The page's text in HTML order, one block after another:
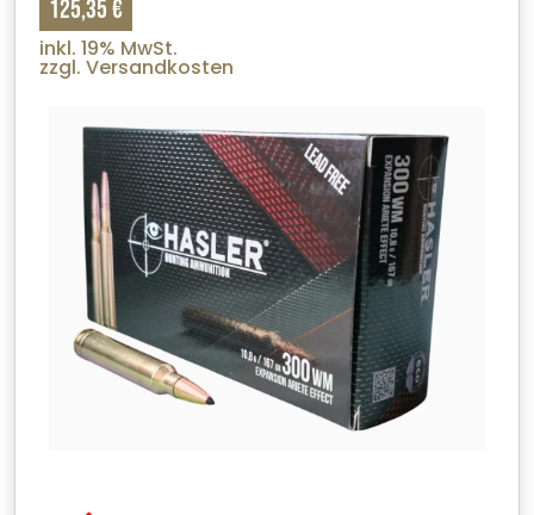
125,35 €
inkl. 19% MwSt.
zzgl. Versandkosten